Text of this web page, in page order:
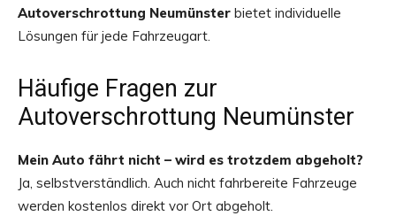
Autoverschrottung Neumünster bietet individuelle
Lösungen für jede Fahrzeugart.
Häufige Fragen zur
Autoverschrottung Neumünster
Mein Auto fährt nicht – wird es trotzdem abgeholt?
Ja, selbstverständlich. Auch nicht fahrbereite Fahrzeuge
werden kostenlos direkt vor Ort abgeholt.